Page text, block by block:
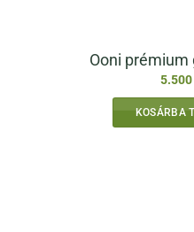
Ooni
5.500
KOSÁRBA